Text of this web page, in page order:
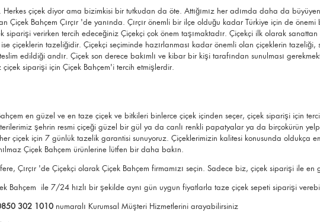
Herkes çiçek diyor ama bizimkisi bir tutkudan da öte. Attığımız her adımda daha da
Çiçek Bahçem Çırçır 'de yanında. Çırçır önemli bir ilçe olduğu kadar Türkiye için de
verirken tercih edeceğiniz Çiçekçi çok önem taşımaktadır. Çiçekçi ilk olarak
çiçeklerin tazeliğidir. Çiçekçi seçiminde hazırlanması kadar önemli olan çiçeklerin
edildiği andır. Çiçek son derece bakımlı ve kibar bir kişi tarafından sunulması
siparişi için Çiçek Bahçem'i tercih etmişlerdir.
en güzel ve en taze çiçek ve bitkileri binlerce çiçek içinden seçer, çiçek siparişi için
şehrin resmi çiçeği güzel bir gül ya da canlı renkli papatyalar ya da birçokürün
her çiçek için 7 günlük tazelik garantisi sunuyoruz. Çiçeklerimizin kalitesi konusunda oldukça
Çiçek Bahçem ürünlerine lütfen bir daha bakın.
Çırçır 'de Çiçekçi olarak Çiçek Bahçem firmamızı seçin. Sadece biz, çiçek siparişi ile en
Bahçem ile 7/24 hızlı bir şekilde aynı gün uygun fiyatlarla taze çiçek sepeti siparişi
302 1010 numaralı Kurumsal Müşteri Hizmetlerini arayabilirsiniz